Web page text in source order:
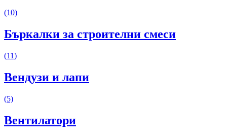
(10)
Бъркалки за строителни смеси
(11)
Вендузи и лапи
(5)
Вентилатори